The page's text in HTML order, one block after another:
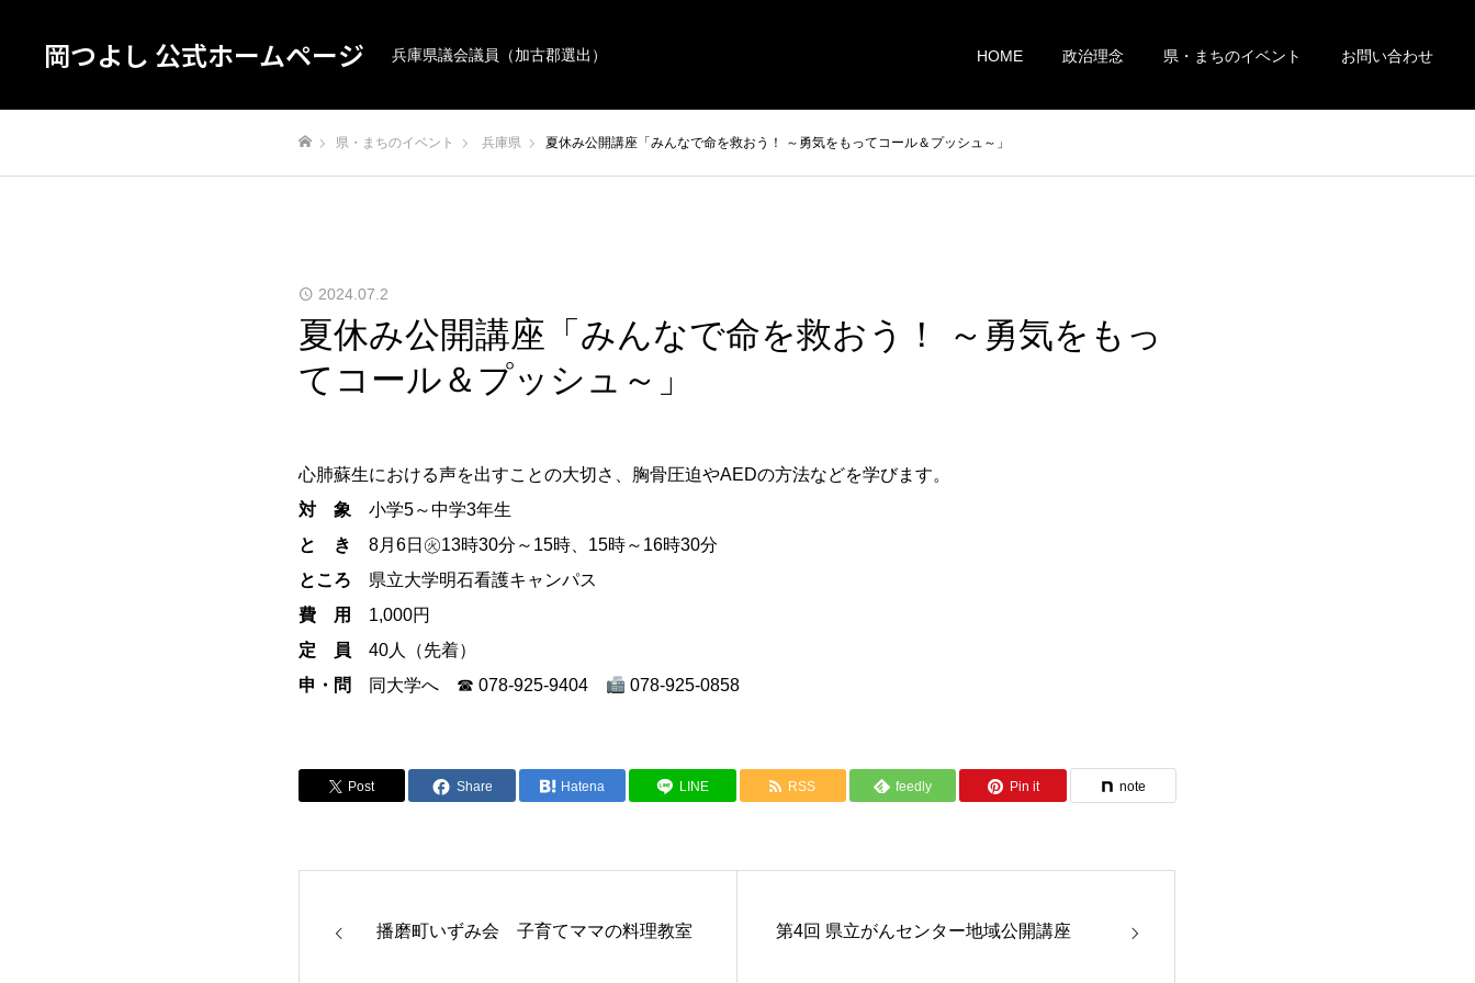
岡つよし 公式ホームページ 兵庫県議会議員（加古郡選出） HOME 政治理念 県・まちのイベント お問い合わせ
県・まちのイベント 兵庫県 夏休み公開講座「みんなで命を救おう！ ～勇気をもってコール＆プッシュ～」
2024.07.2
夏休み公開講座「みんなで命を救おう！ ～勇気をもっ
てコール＆プッシュ～」
心肺蘇生における声を出すことの大切さ、胸骨圧迫やAEDの方法などを学びます。
対 象 小学5～中学3年生
と き
8月6日㊋13時30分～15時、15時～16時30分
ところ 県立大学明石看護キャンパス
費 用
1,000円
定 員 40人（先着）
申・問
同大学へ ☎ 078-925-9404 078-925-0858
Post Share Hatena LINE RSS feedly Pin it note
播磨町いずみ会 子育てママの料理教室 第4回 県立がんセンター地域公開講座